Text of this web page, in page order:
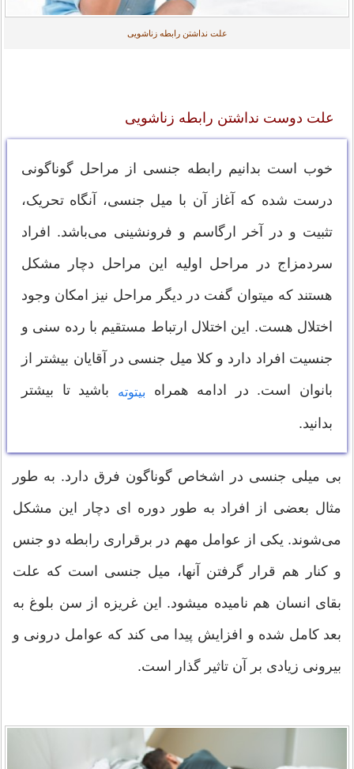
علت نداشتن رابطه زناشویی
علت دوست نداشتن رابطه زناشویی
خوب است بدانیم رابطه جنسی از مراحل گوناگونی
درست شده که آغاز آن با میل جنسی، آنگاه تحریک،
تثبیت و در آخر ارگاسم و فرونشینی می‌باشد. افراد
سردمزاج در مراحل اولیه این مراحل دچار مشکل
هستند که می‎توان گفت در دیگر مراحل نیز امکان وجود
اختلال هست. این اختلال ارتباط مستقیم با رده سنی و
جنسیت افراد دارد و کلا میل جنسی در آقایان بیشتر از
بانوان است. در ادامه همراه
بیتوته باشید تا بیشتر
بدانید.
بی میلی جنسی در اشخاص گوناگون فرق دارد. به طور
مثال بعضی از افراد به طور دوره ای دچار این مشکل
می‌شوند. یکی از عوامل مهم در برقراری رابطه دو جنس
و کنار هم قرار گرفتن آنها، میل جنسی است که علت
بقای انسان هم نامیده می‎شود. این غریزه از سن بلوغ به
بعد کامل شده و افزایش پیدا می کند که عوامل درونی و
بیرونی زیادی بر آن تاثیر گذار است.